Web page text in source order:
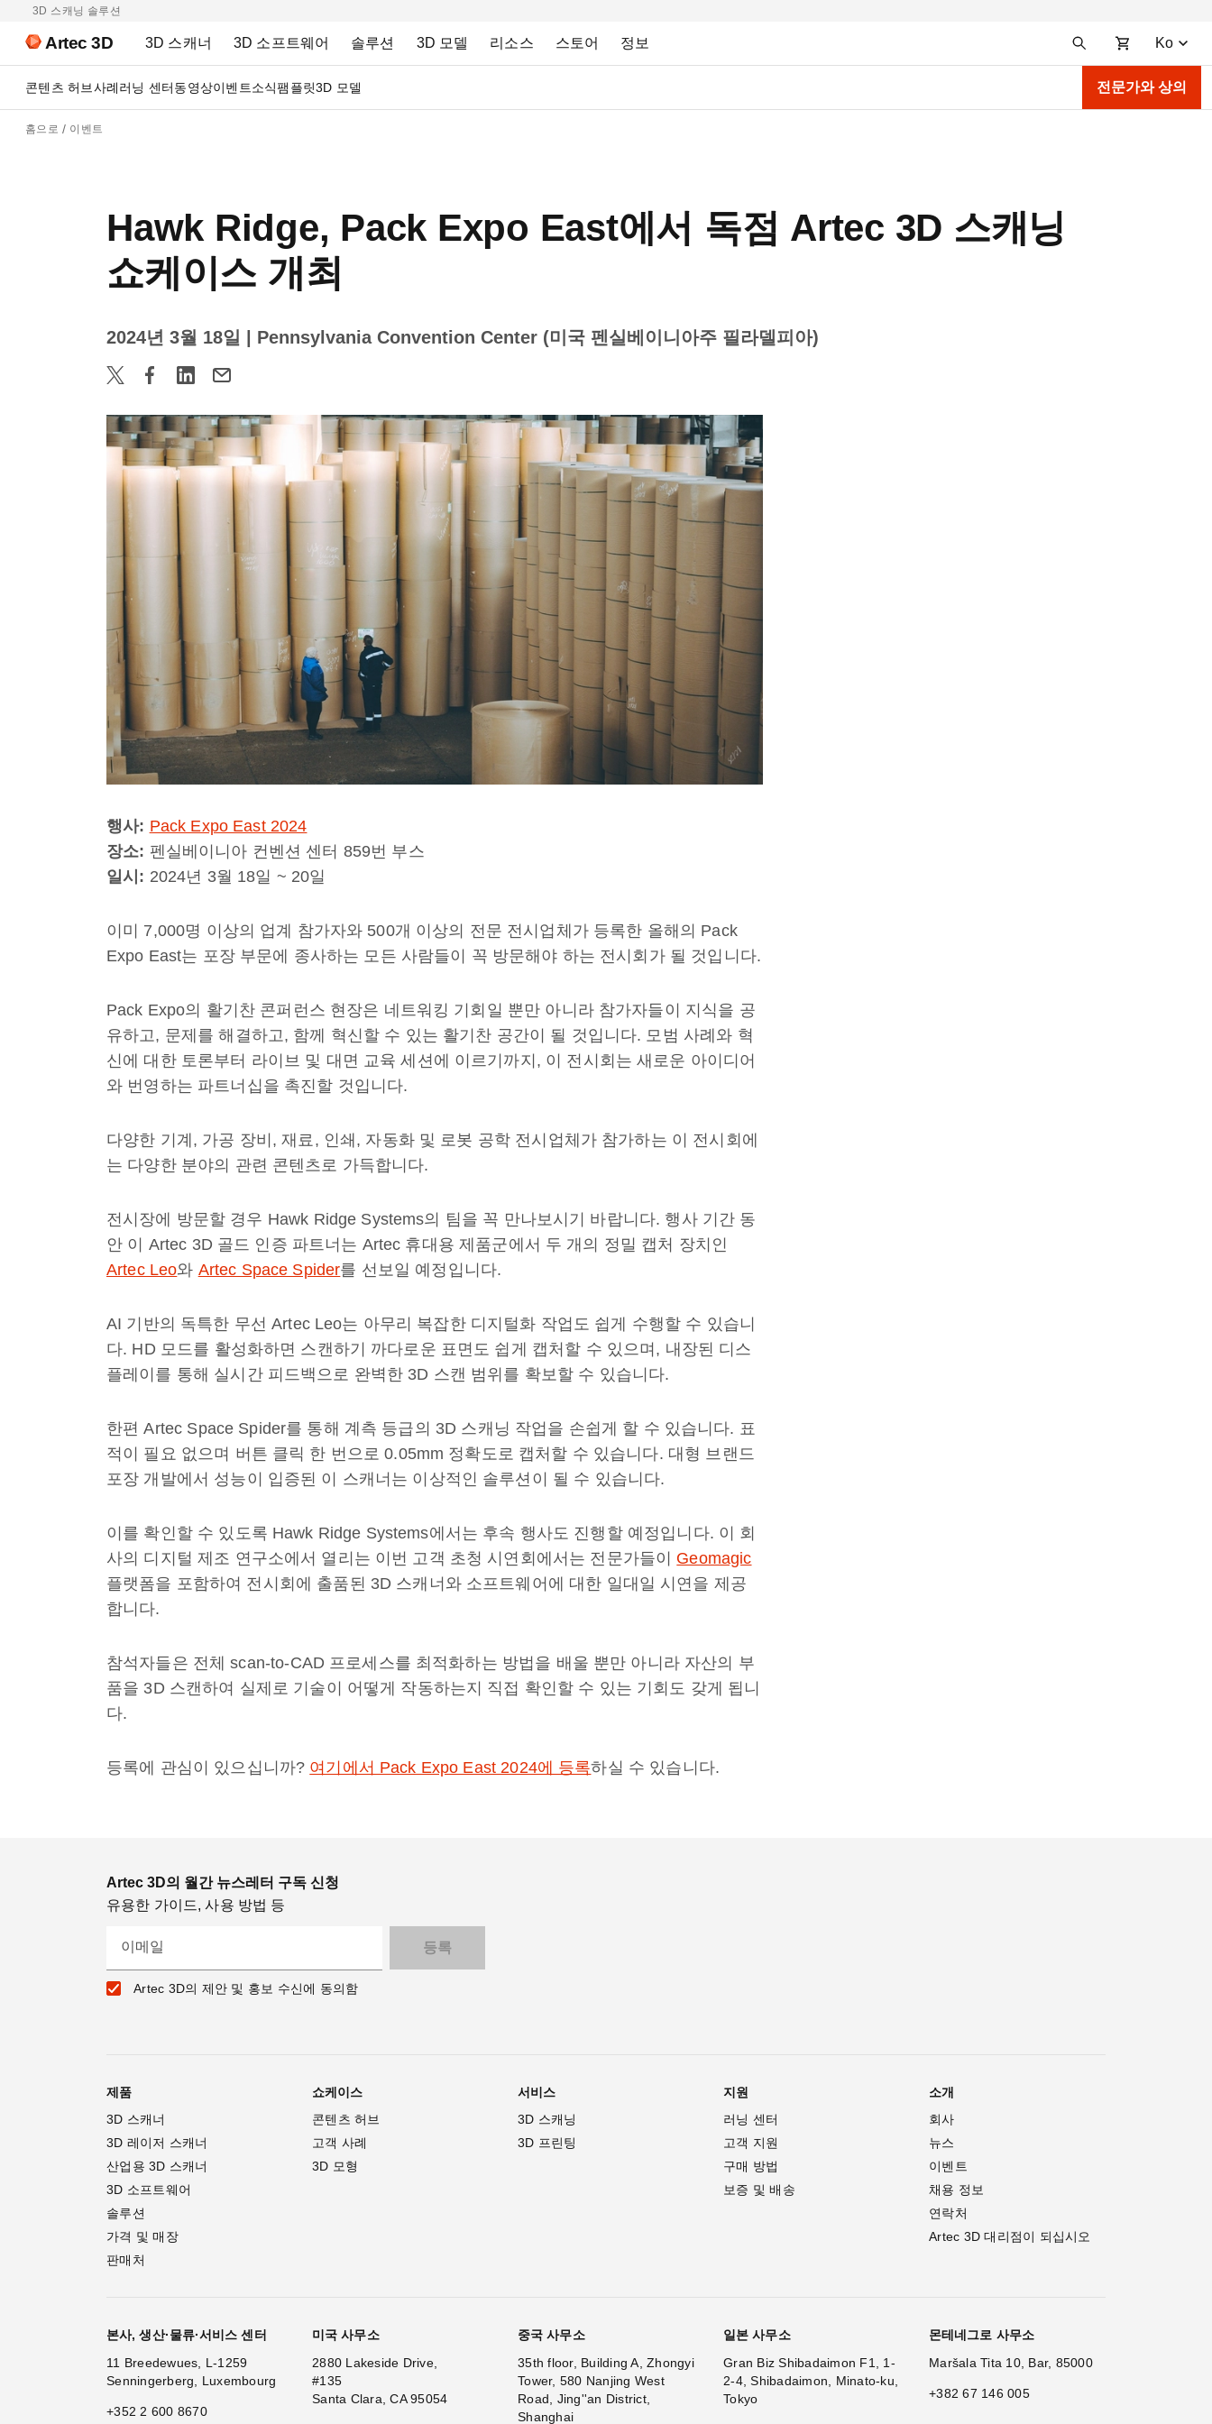
3D 스캐닝 솔루션
Artec 3D 3D 스캐너 3D 소프트웨어 솔루션 3D 모델 리소스 스토어 정보 Ko
콘텐츠 허브사례러닝 센터동영상이벤트소식팸플릿3D 모델 전문가와 상의
홈으로 이벤트
Hawk Ridge, Pack Expo East에서 독점 Artec 3D 스캐닝
쇼케이스 개최
2024년 3월 18일 | Pennsylvania Convention Center (미국 펜실베이니아주 필라델피아)
행사: Pack Expo East 2024
장소: 펜실베이니아 컨벤션 센터 859번 부스
일시: 2024년 3월 18일 ~ 20일
이미 7,000명 이상의 업계 참가자와 500개 이상의 전문 전시업체가 등록한 올해의 Pack
Expo East는 포장 부문에 종사하는 모든 사람들이 꼭 방문해야 하는 전시회가 될 것입니다.
Pack Expo의 활기찬 콘퍼런스 현장은 네트워킹 기회일 뿐만 아니라 참가자들이 지식을 공
유하고, 문제를 해결하고, 함께 혁신할 수 있는 활기찬 공간이 될 것입니다. 모범 사례와 혁
신에 대한 토론부터 라이브 및 대면 교육 세션에 이르기까지, 이 전시회는 새로운 아이디어
와 번영하는 파트너십을 촉진할 것입니다.
다양한 기계, 가공 장비, 재료, 인쇄, 자동화 및 로봇 공학 전시업체가 참가하는 이 전시회에
는 다양한 분야의 관련 콘텐츠로 가득합니다.
전시장에 방문할 경우 Hawk Ridge Systems의 팀을 꼭 만나보시기 바랍니다. 행사 기간 동
안 이 Artec 3D 골드 인증 파트너는 Artec 휴대용 제품군에서 두 개의 정밀 캡처 장치인
Artec Leo와 Artec Space Spider를 선보일 예정입니다.
AI 기반의 독특한 무선 Artec Leo는 아무리 복잡한 디지털화 작업도 쉽게 수행할 수 있습니
다. HD 모드를 활성화하면 스캔하기 까다로운 표면도 쉽게 캡처할 수 있으며, 내장된 디스
플레이를 통해 실시간 피드백으로 완벽한 3D 스캔 범위를 확보할 수 있습니다.
한편 Artec Space Spider를 통해 계측 등급의 3D 스캐닝 작업을 손쉽게 할 수 있습니다. 표
적이 필요 없으며 버튼 클릭 한 번으로 0.05mm 정확도로 캡처할 수 있습니다. 대형 브랜드
포장 개발에서 성능이 입증된 이 스캐너는 이상적인 솔루션이 될 수 있습니다.
이를 확인할 수 있도록 Hawk Ridge Systems에서는 후속 행사도 진행할 예정입니다. 이 회
사의 디지털 제조 연구소에서 열리는 이번 고객 초청 시연회에서는 전문가들이 Geomagic
플랫폼을 포함하여 전시회에 출품된 3D 스캐너와 소프트웨어에 대한 일대일 시연을 제공
합니다.
참석자들은 전체 scan-to-CAD 프로세스를 최적화하는 방법을 배울 뿐만 아니라 자산의 부
품을 3D 스캔하여 실제로 기술이 어떻게 작동하는지 직접 확인할 수 있는 기회도 갖게 됩니
다.
등록에 관심이 있으십니까? 여기에서 Pack Expo East 2024에 등록하실 수 있습니다.
Artec 3D의 월간 뉴스레터 구독 신청
유용한 가이드, 사용 방법 등
이메일
Artec 3D의 제안 및 홍보 수신에 동의함
제품
3D 스캐너
3D 레이저 스캐너
산업용 3D 스캐너
3D 소프트웨어
솔루션
가격 및 매장
판매처
쇼케이스
콘텐츠 허브
고객 사례
3D 모형
서비스
3D 스캐닝
3D 프린팅
지원
러닝 센터
고객 지원
구매 방법
보증 및 배송
소개
회사
뉴스
이벤트
채용 정보
연락처
Artec 3D 대리점이 되십시오
본사, 생산·물류·서비스 센터
11 Breedewues, L-1259
Senningerberg, Luxembourg
+352 2 600 8670
미국 사무소
2880 Lakeside Drive,
#135
Santa Clara, CA 95054
중국 사무소
35th floor, Building A, Zhongyi
Tower, 580 Nanjing West
Road, Jing''an District,
Shanghai
일본 사무소
Gran Biz Shibadaimon F1, 1-
2-4, Shibadaimon, Minato-ku,
Tokyo
몬테네그로 사무소
Maršala Tita 10, Bar, 85000
+382 67 146 005